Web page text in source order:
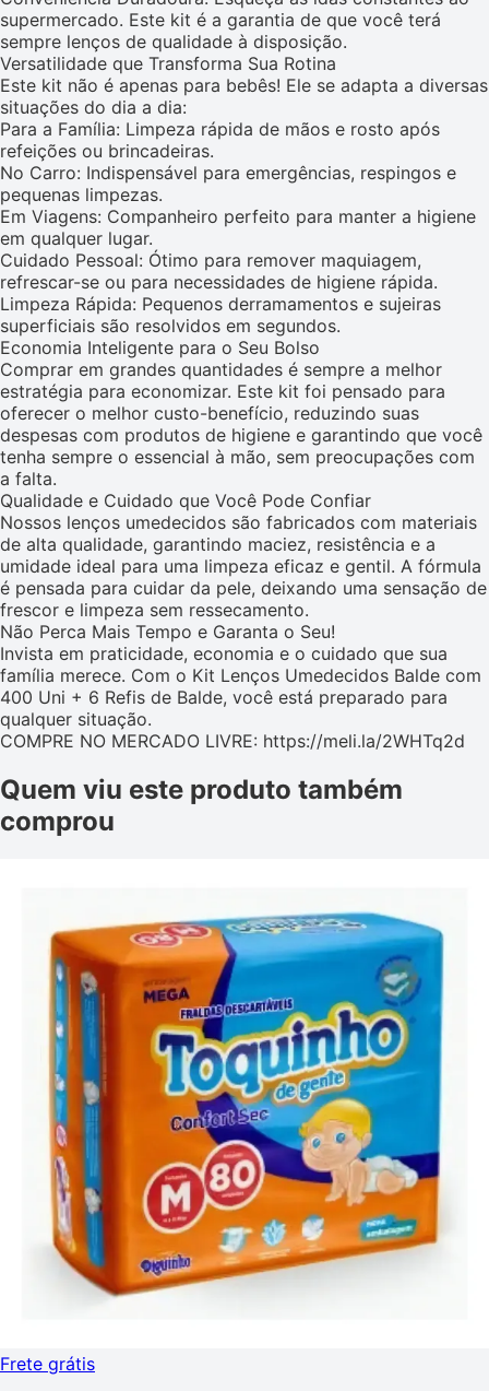
supermercado. Este kit é a garantia de que você terá
sempre lenços de qualidade à disposição.
Versatilidade que Transforma Sua Rotina
Este kit não é apenas para bebês! Ele se adapta a diversas
situações do dia a dia:
Para a Família: Limpeza rápida de mãos e rosto após
refeições ou brincadeiras.
No Carro: Indispensável para emergências, respingos e
pequenas limpezas.
Em Viagens: Companheiro perfeito para manter a higiene
em qualquer lugar.
Cuidado Pessoal: Ótimo para remover maquiagem,
refrescar-se ou para necessidades de higiene rápida.
Limpeza Rápida: Pequenos derramamentos e sujeiras
superficiais são resolvidos em segundos.
Economia Inteligente para o Seu Bolso
Comprar em grandes quantidades é sempre a melhor
estratégia para economizar. Este kit foi pensado para
oferecer o melhor custo-benefício, reduzindo suas
despesas com produtos de higiene e garantindo que você
tenha sempre o essencial à mão, sem preocupações com
a falta.
Qualidade e Cuidado que Você Pode Confiar
Nossos lenços umedecidos são fabricados com materiais
de alta qualidade, garantindo maciez, resistência e a
umidade ideal para uma limpeza eficaz e gentil. A fórmula
é pensada para cuidar da pele, deixando uma sensação de
frescor e limpeza sem ressecamento.
Não Perca Mais Tempo e Garanta o Seu!
Invista em praticidade, economia e o cuidado que sua
família merece. Com o Kit Lenços Umedecidos Balde com
400 Uni + 6 Refis de Balde, você está preparado para
qualquer situação.
COMPRE NO MERCADO LIVRE: https://meli.la/2WHTq2d
Quem viu este produto também
comprou
Frete grátis